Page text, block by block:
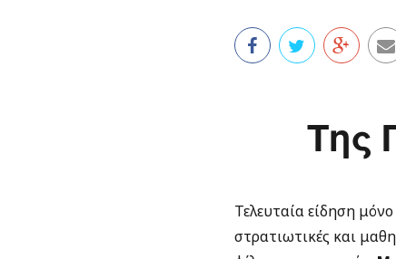
Της
Τελευταία είδηση
στρατιωτικές και